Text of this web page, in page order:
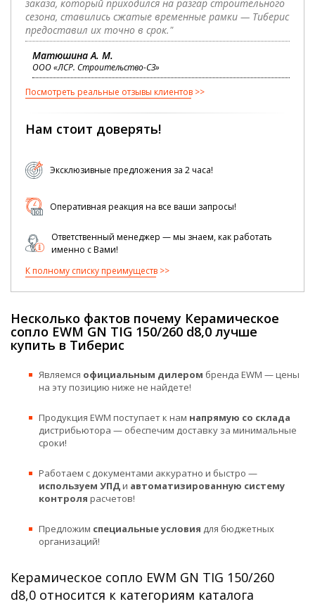
заказа, который приходился на разгар строительного
сезона, ставились сжатые временные рамки — Тиберис
предоставил их точно в срок."
Матюшина А. М.
ООО «ЛСР. Строительство-СЗ»
Посмотреть реальные отзывы клиентов
Нам стоит доверять!
Эксклюзивные предложения за 2 часа!
Оперативная реакция на все ваши запросы!
Ответственный менеджер — мы знаем, как работать
именно с Вами!
К полному списку преимуществ
Несколько фактов почему Керамическое
сопло EWM GN TIG 150/260 d8,0 лучше
купить в Тиберис
Являемся официальным дилером бренда EWM — цены
на эту позицию ниже не найдете!
Продукция EWM поступает к нам напрямую со склада
дистрибьютора — обеспечим доставку за минимальные
сроки!
Работаем с документами аккуратно и быстро —
используем УПДи автоматизированную систему
контроля расчетов!
Предложим специальные условия для бюджетных
организаций!
Керамическое сопло EWM GN TIG 150/260
d8,0 относится к категориям каталога